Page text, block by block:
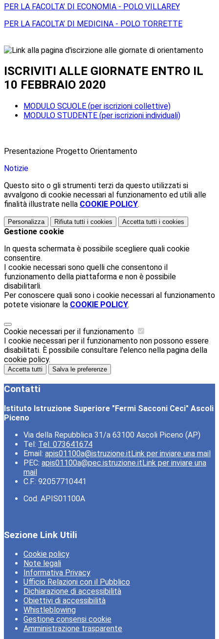
PER LA FACOLTA’ DI ECONOMIA - POLO VILLAREY
PER LA FACOLTA’ DI MEDICINA - POLO TORRETTE
ISCRIVITI ALLE GIORNATE ENTRO IL
10 FEBBRAIO 2020
MODULO SCUOLE (per iscrizioni collettive)
MODULO STUDENTE (per iscrizioni individuali)
Presentazione Progetto Orientamento
Notizie
Questo sito o gli strumenti terzi da questo utilizzati si
avvalgono di cookie necessari al funzionamento ed utili alle
finalità illustrate nella COOKIE POLICY.
Personalizza Rifiuta tutti i cookies Accetta tutti i cookies
Gestione cookie
In questa schermata è possibile scegliere quali cookie
consentire.
I cookie necessari sono quelli che consentono il
funzionamento della piattaforma e non è possibile
disabilitarli.
Per conoscere quali sono i cookie necessari al funzionamento
potete visionare la COOKIE POLICY.
Cookie necessari per il funzionamento
I cookie necessari per il funzionamento non possono essere
disabilitati. È possibile consultare l'elenco nella pagina della
cookie policy.
Accetta tutti Salva le preferenze
Contatti
Istituto Istruzione Superiore "Fermi Sacconi Ceci" Ascoli
Piceno
Via della Repubblica 31/a 63100 Ascoli Piceno (AP)
Tel: Tel. 073641674
Email: apis01100a@istruzione.itLink per inviare una mail
PEC: apis01100a@pec.istruzione.itLink per inviare una
mail
C.F.: 92057710441
Cod. APIS01100A
Sezione Link Utili
Cookie policy
Note legali
Informativa Privacy
Ufficio Relazioni con il Pubblico
Dichiarazione di accessibilità
Obiettivi di accessibilità
Whistleblowing
Gestione consensi cookie
Amministrazione trasparente